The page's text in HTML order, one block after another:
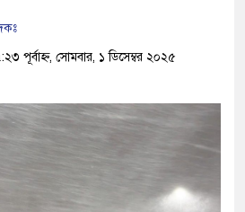
সোমবার, ১ ডিসেম্বর ২০২৫